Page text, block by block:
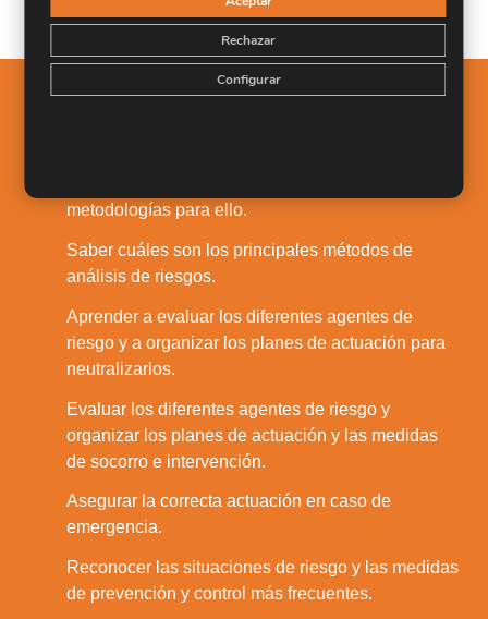
metodologías para ello.
Saber cuáles son los principales métodos de
análisis de riesgos.
Aprender a evaluar los diferentes agentes de
riesgo y a organizar los planes de actuación para
neutralizarlos.
Evaluar los diferentes agentes de riesgo y
organizar los planes de actuación y las medidas
de socorro e intervención.
Asegurar la correcta actuación en caso de
emergencia.
Reconocer las situaciones de riesgo y las medidas
de prevención y control más frecuentes.
Rechazar
Configurar